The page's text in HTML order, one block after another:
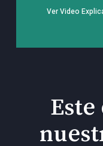
Ver Video
Este